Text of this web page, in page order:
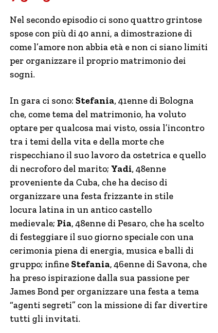
Nel secondo episodio ci sono quattro grintose
spose con più di 40 anni, a dimostrazione di
come l’amore non abbia età e non ci siano limiti
per organizzare il proprio matrimonio dei
sogni.
In gara ci sono: Stefania, 41enne di Bologna
che, come tema del matrimonio, ha voluto
optare per qualcosa mai visto, ossia l’incontro
tra i temi della vita e della morte che
rispecchiano il suo lavoro da ostetrica e quello
di necroforo del marito; Yadi, 48enne
proveniente da Cuba, che ha deciso di
organizzare una festa frizzante in stile
locura latina in un antico castello
medievale; Pia, 48enne di Pesaro, che ha scelto
di festeggiare il suo giorno speciale con una
cerimonia piena di energia, musica e balli di
gruppo; infine Stefania, 46enne di Savona, che
ha preso ispirazione dalla sua passione per
James Bond per organizzare una festa a tema
“agenti segreti” con la missione di far divertire
tutti gli invitati.